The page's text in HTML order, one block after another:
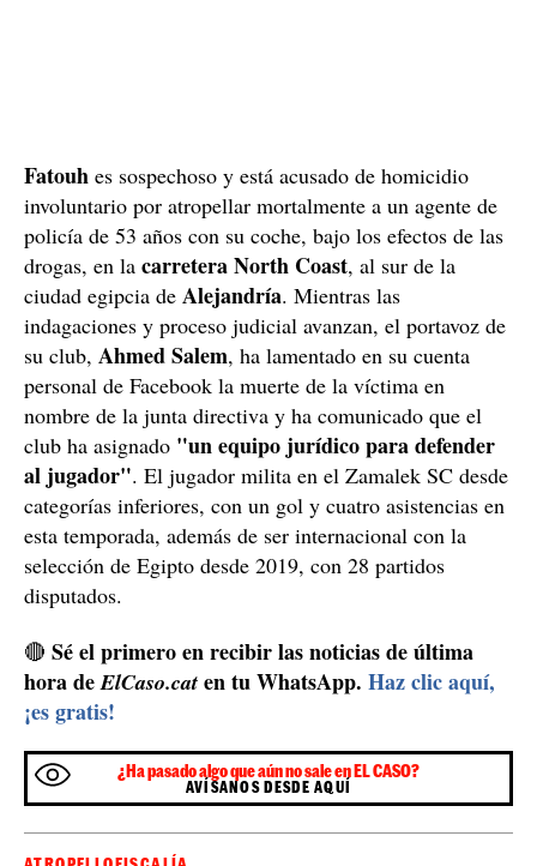
Fatouh es sospechoso y está acusado de homicidio
involuntario por atropellar mortalmente a un agente de
policía de 53 años con su coche, bajo los efectos de las
drogas, en la carretera North Coast, al sur de la
ciudad egipcia de Alejandría. Mientras las
indagaciones y proceso judicial avanzan, el portavoz de
su club, Ahmed Salem, ha lamentado en su cuenta
personal de Facebook la muerte de la víctima en
nombre de la junta directiva y ha comunicado que el
club ha asignado "un equipo jurídico para defender
al jugador". El jugador milita en el Zamalek SC desde
categorías inferiores, con un gol y cuatro asistencias en
esta temporada, además de ser internacional con la
selección de Egipto desde 2019, con 28 partidos
disputados.
🔴 Sé el primero en recibir las noticias de última
hora deElCaso.cat en tu WhatsApp. Haz clic aquí,
¡es gratis!
¿Ha pasado algo que aún no sale en EL CASO?
AVÍSANOS DESDE AQUÍ